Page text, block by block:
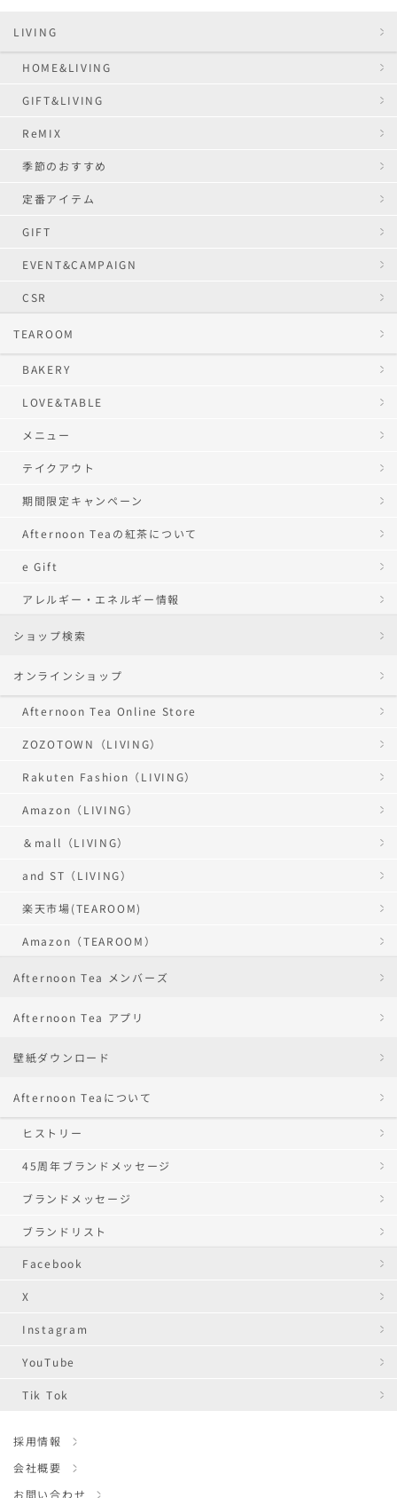
LIVING
HOME&LIVING
GIFT&LIVING
ReMIX
季節のおすすめ
定番アイテム
GIFT
EVENT&CAMPAIGN
CSR
TEAROOM
BAKERY
LOVE&TABLE
メニュー
テイクアウト
期間限定キャンペーン
Afternoon Teaの紅茶について
e Gift
アレルギー・エネルギー情報
ショップ検索
オンラインショップ
Afternoon Tea Online Store
ZOZOTOWN（LIVING）
Rakuten Fashion（LIVING）
Amazon（LIVING）
＆mall（LIVING）
and ST（LIVING）
楽天市場(TEAROOM)
Amazon（TEAROOM）
Afternoon Tea メンバーズ
Afternoon Tea アプリ
壁紙ダウンロード
Afternoon Teaについて
ヒストリー
45周年ブランドメッセージ
ブランドメッセージ
ブランドリスト
Facebook
X
Instagram
YouTube
Tik Tok
採用情報
会社概要
お問い合わせ